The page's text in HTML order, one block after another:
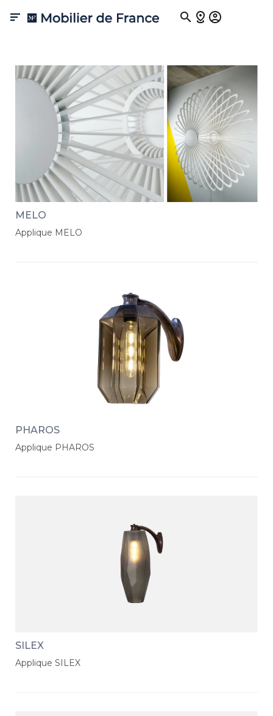

Appliques
qualité artisanale. Transformez votre espace avec ces appliques
raffinées, qui ajoutent une touche de sophistication et de luminosité
à votre décoration.
MELO
Applique MELO
PHAROS
Applique PHAROS
SILEX
Applique SILEX